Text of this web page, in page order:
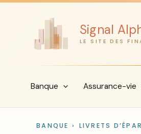
Aller
Signal
LE SITE DES
Banque Assurance-vie
BANQUE › LIVRETS